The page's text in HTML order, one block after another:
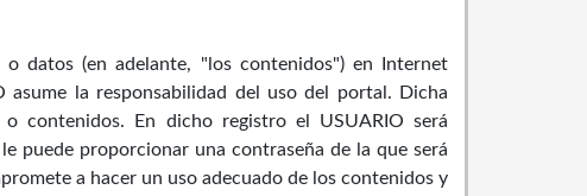
datos (en adelante, "los contenidos") en Internet
asume la responsabilidad del uso del portal. Dicha
contenidos. En dicho registro el USUARIO será
puede proporcionar una contraseña de la que será
a hacer un uso adecuado de los contenidos y